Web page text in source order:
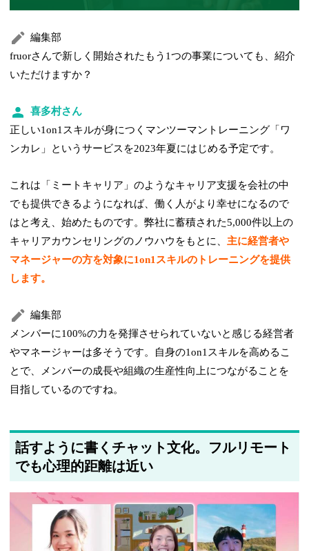
編集部
fruorさんで新しく開始されたもう1つの事業についても、紹介
いただけますか？
喜多村さん
正しい1on1スキルが身につくマンツーマントレーニング「ワ
ンカレ」というサービスを2023年夏にはじめる予定です。
これは「ミートキャリア」のようなキャリア支援を会社の中
でも提供できるようになれば、働く人がより幸せになるので
はと考え、始めたものです。弊社に蓄積された5,000件以上の
キャリアカウンセリングのノウハウをもとに、主に経営者や
マネージャーの方を対象に1on1スキルのトレーニングを提供
します。
編集部
メンバーに100%の力を発揮させられていないと感じる経営者
やマネージャーは多そうです。自身の1on1スキルを高めるこ
とで、メンバーの成長や組織の生産性向上につながることを
目指しているのですね。
話すように書くチャット文化。フルリモート
でも心理的距離は近い